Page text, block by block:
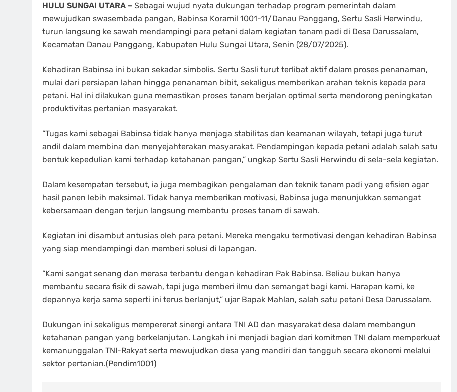
HULU SUNGAI UTARA – Sebagai wujud nyata dukungan terhadap program pemerintah dalam
mewujudkan swasembada pangan, Babinsa Koramil 1001-11/Danau Panggang, Sertu Sasli Herwindu,
turun langsung ke sawah mendampingi para petani dalam kegiatan tanam padi di Desa Darussalam,
Kecamatan Danau Panggang, Kabupaten Hulu Sungai Utara, Senin (28/07/2025).
Kehadiran Babinsa ini bukan sekadar simbolis. Sertu Sasli turut terlibat aktif dalam proses penanaman,
mulai dari persiapan lahan hingga penanaman bibit, sekaligus memberikan arahan teknis kepada para
petani. Hal ini dilakukan guna memastikan proses tanam berjalan optimal serta mendorong peningkatan
produktivitas pertanian masyarakat.
“Tugas kami sebagai Babinsa tidak hanya menjaga stabilitas dan keamanan wilayah, tetapi juga turut
andil dalam membina dan menyejahterakan masyarakat. Pendampingan kepada petani adalah salah satu
bentuk kepedulian kami terhadap ketahanan pangan,” ungkap Sertu Sasli Herwindu di sela-sela kegiatan.
Dalam kesempatan tersebut, ia juga membagikan pengalaman dan teknik tanam padi yang efisien agar
hasil panen lebih maksimal. Tidak hanya memberikan motivasi, Babinsa juga menunjukkan semangat
kebersamaan dengan terjun langsung membantu proses tanam di sawah.
Kegiatan ini disambut antusias oleh para petani. Mereka mengaku termotivasi dengan kehadiran Babinsa
yang siap mendampingi dan memberi solusi di lapangan.
“Kami sangat senang dan merasa terbantu dengan kehadiran Pak Babinsa. Beliau bukan hanya
membantu secara fisik di sawah, tapi juga memberi ilmu dan semangat bagi kami. Harapan kami, ke
depannya kerja sama seperti ini terus berlanjut,” ujar Bapak Mahlan, salah satu petani Desa Darussalam.
Dukungan ini sekaligus mempererat sinergi antara TNI AD dan masyarakat desa dalam membangun
ketahanan pangan yang berkelanjutan. Langkah ini menjadi bagian dari komitmen TNI dalam memperkuat
kemanunggalan TNI-Rakyat serta mewujudkan desa yang mandiri dan tangguh secara ekonomi melalui
sektor pertanian.(Pendim1001)